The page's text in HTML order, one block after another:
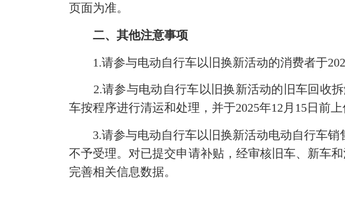
页面为准。
二、其他注意事项
1.请参与电动自行车以旧换新活动的消费者于
2.请参与电动自行车以旧换新活动的旧车回收拆
车按程序进行清运和处理，并于2025年12月15日前上
3.请参与电动自行车以旧换新活动电动自行车销
不予受理。对已提交申请补贴，经审核旧车、新车
完善相关信息数据。